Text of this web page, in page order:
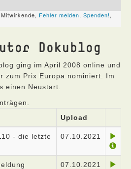
Dokublog
ging im April 2008 online und
zum Prix Europa nominiert. Im
einen Neustart.
Upload
- die letzte
07.10.2021
07.10.2021